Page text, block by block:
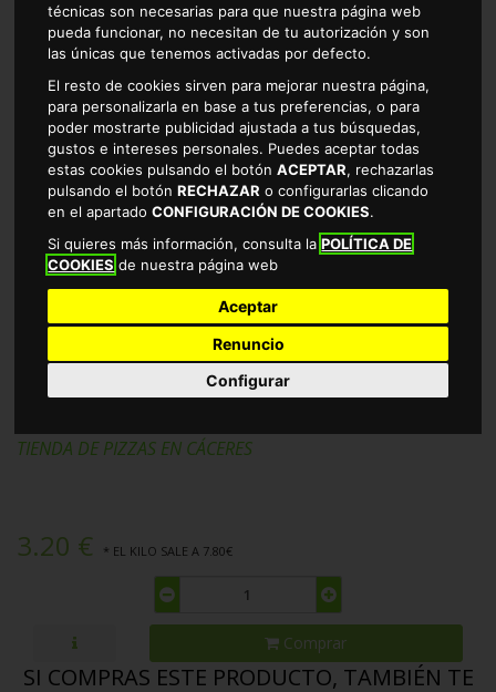
técnicas son necesarias para que nuestra página web
pueda funcionar, no necesitan de tu autorización y son
las únicas que tenemos activadas por defecto.
El resto de cookies sirven para mejorar nuestra página,
para personalizarla en base a tus preferencias, o para
poder mostrarte publicidad ajustada a tus búsquedas,
gustos e intereses personales. Puedes aceptar todas
estas cookies pulsando el botónACEPTAR, rechazarlas
pulsando el botónRECHAZAR o configurarlas clicando
en el apartadoCONFIGURACIÓN DE COOKIES.
Si quieres más información, consulta laPOLÍTICA DE
COOKIES de nuestra página web
Aceptar
Renuncio
Configurar
PIZZA POLLO 5CEREALES CASA
TIENDA DE PIZZAS EN CÁCERES
3.20 € * EL KILO SALE A 7.80€
Comprar
SI COMPRAS ESTE PRODUCTO, TAMBIÉN TE